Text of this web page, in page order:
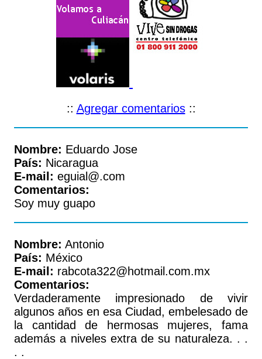
:: Agregar comentarios::
Nombre: Eduardo Jose
País: Nicaragua
E-mail: eguial@.com
Comentarios:
Soy muy guapo
Nombre: Antonio
País: México
E-mail: rabcota322@hotmail.com.mx
Comentarios:
Verdaderamente impresionado de vivir
algunos años en esa Ciudad, embelesado de
la cantidad de hermosas mujeres, fama
además a niveles extra de su naturaleza. . .
. .